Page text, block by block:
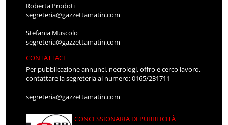
Roberta Prodoti
segreteria@gazzettamatin.com
Stefania Muscolo
segreteria@gazzettamatin.com
CONTATTACI
Per pubblicazione annunci, necrologi, offro e cerco lavoro,
contattare la segreteria al numero: 0165/231711
segreteria@gazzettamatin.com
CONCESSIONARIA DI PUBBLICITÀ